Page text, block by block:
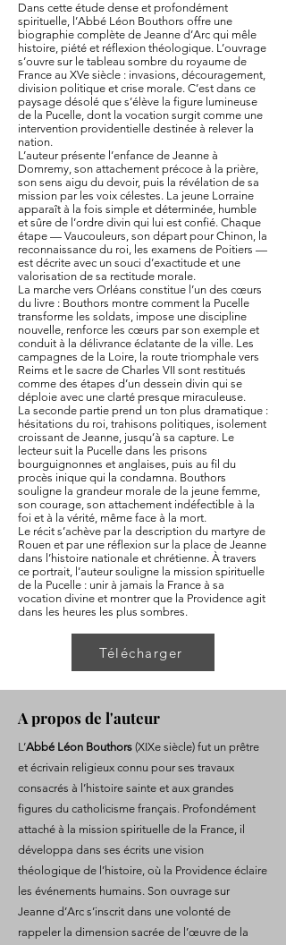
Dans cette étude dense et profondément
spirituelle, l’Abbé Léon Bouthors offre une
biographie complète de Jeanne d’Arc qui mêle
histoire, piété et réflexion théologique. L’ouvrage
s’ouvre sur le tableau sombre du royaume de
France au XVe siècle : invasions, découragement,
division politique et crise morale. C’est dans ce
paysage désolé que s’élève la figure lumineuse
de la Pucelle, dont la vocation surgit comme une
intervention providentielle destinée à relever la
nation.
L’auteur présente l’enfance de Jeanne à
Domremy, son attachement précoce à la prière,
son sens aigu du devoir, puis la révélation de sa
mission par les voix célestes. La jeune Lorraine
apparaît à la fois simple et déterminée, humble
et sûre de l’ordre divin qui lui est confié. Chaque
étape — Vaucouleurs, son départ pour Chinon, la
reconnaissance du roi, les examens de Poitiers —
est décrite avec un souci d’exactitude et une
valorisation de sa rectitude morale.
La marche vers Orléans constitue l’un des cœurs
du livre : Bouthors montre comment la Pucelle
transforme les soldats, impose une discipline
nouvelle, renforce les cœurs par son exemple et
conduit à la délivrance éclatante de la ville. Les
campagnes de la Loire, la route triomphale vers
Reims et le sacre de Charles VII sont restitués
comme des étapes d’un dessein divin qui se
déploie avec une clarté presque miraculeuse.
La seconde partie prend un ton plus dramatique :
hésitations du roi, trahisons politiques, isolement
croissant de Jeanne, jusqu’à sa capture. Le
lecteur suit la Pucelle dans les prisons
bourguignonnes et anglaises, puis au fil du
procès inique qui la condamna. Bouthors
souligne la grandeur morale de la jeune femme,
son courage, son attachement indéfectible à la
foi et à la vérité, même face à la mort.
Le récit s’achève par la description du martyre de
Rouen et par une réflexion sur la place de Jeanne
dans l’histoire nationale et chrétienne. À travers
ce portrait, l’auteur souligne la mission spirituelle
de la Pucelle : unir à jamais la France à sa
vocation divine et montrer que la Providence agit
dans les heures les plus sombres.
Télécharger
A propos de l'auteur
L’Abbé Léon Bouthors (XIXe siècle) fut un prêtre
et écrivain religieux connu pour ses travaux
consacrés à l’histoire sainte et aux grandes
figures du catholicisme français. Profondément
attaché à la mission spirituelle de la France, il
développa dans ses écrits une vision
théologique de l’histoire, où la Providence éclaire
les événements humains. Son ouvrage sur
Jeanne d’Arc s’inscrit dans une volonté de
rappeler la dimension sacrée de l’œuvre de la